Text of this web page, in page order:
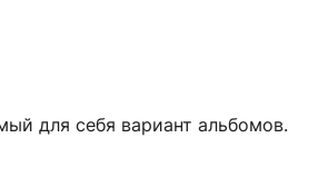
для себя вариант альбомов.